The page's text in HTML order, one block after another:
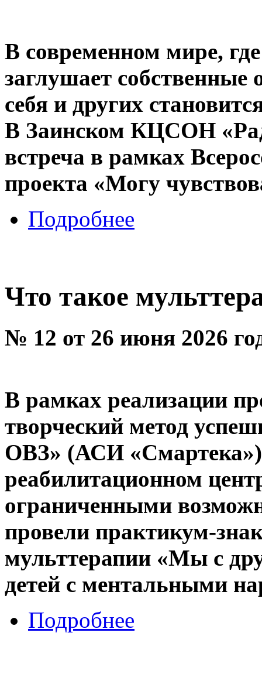
В современном мире,
заглушает
себя и других
В Заинском КЦСОН
встреча в рамках
проекта «Могу
Подробнее
Что такое
№ 12 от 26 июня 2026
В рамках реализации
творческий метод
ОВЗ» (АСИ
реабилитационном
ограниченными
провели практикум-
мульттерапии «Мы с
детей с ментальными
Подробнее